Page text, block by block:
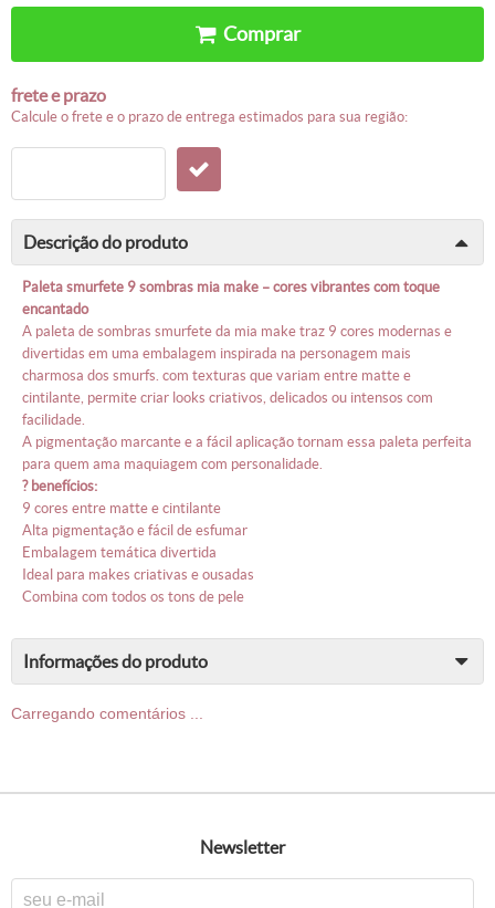
comprar
frete e prazo
calcule o frete e o prazo de entrega estimados para sua região:
descrição do produto
paleta smurfete 9 sombras mia make – cores vibrantes com toque
encantado
a paleta de sombras smurfete da mia make traz 9 cores modernas e
divertidas em uma embalagem inspirada na personagem mais
charmosa dos smurfs. com texturas que variam entre matte e
cintilante, permite criar looks criativos, delicados ou intensos com
facilidade.
a pigmentação marcante e a fácil aplicação tornam essa paleta perfeita
para quem ama maquiagem com personalidade.
? benefícios:
9 cores entre matte e cintilante
alta pigmentação e fácil de esfumar
embalagem temática divertida
ideal para makes criativas e ousadas
combina com todos os tons de pele
informações do produto
Carregando comentários ...
newsletter